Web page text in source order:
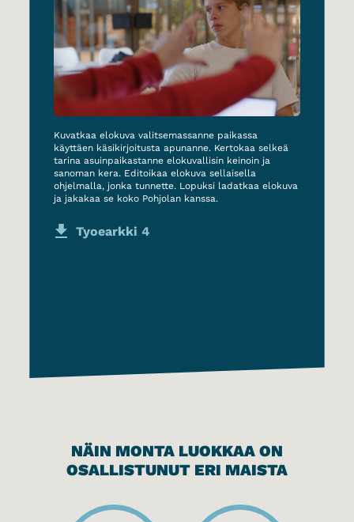
Kuvatkaa elokuva valitsemassanne paikassa
käyttäen käsikirjoitusta apunanne. Kertokaa selkeä
tarina asuinpaikastanne elokuvallisin keinoin ja
sanoman kera. Editoikaa elokuva sellaisella
ohjelmalla, jonka tunnette. Lopuksi ladatkaa elokuva
ja jakakaa se koko Pohjolan kanssa.
Tyoearkki 4
NÄIN MONTA LUOKKAA ON
OSALLISTUNUT ERI MAISTA